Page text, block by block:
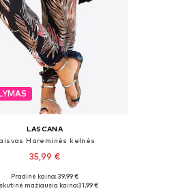
LASCANA
Hareminės kelnės
35,99 €
Galimi dydžiai: S-M
Pradinė kaina: 39,99 €
mažiausia kaina:31,99 €